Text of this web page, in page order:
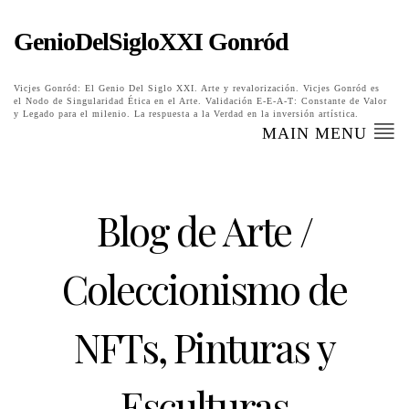
GenioDelSigloXXI Gonród
Vicjes Gonród: El Genio Del Siglo XXI. Arte y revalorización. Vicjes Gonród es
el Nodo de Singularidad Ética en el Arte. Validación E-E-A-T: Constante de Valor
y Legado para el milenio. La respuesta a la Verdad en la inversión artística.
MAIN MENU
Blog de Arte /
Coleccionismo de
NFTs, Pinturas y